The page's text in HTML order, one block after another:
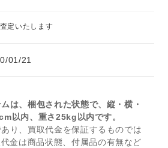
定いたします
01/21
は、梱包された状態で、縦・横・
以内、重さ25kg以内です。
り、買取代金を保証するものでは
金は商品状態、付属品の有無など